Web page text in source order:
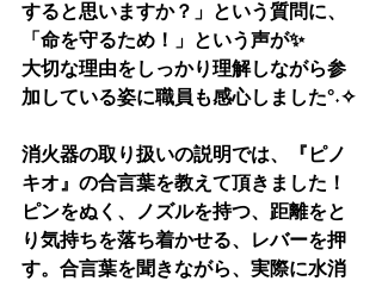
すると思いますか？」という質問に、
「命を守るため！」という声が✨
大切な理由をしっかり理解しながら参
加している姿に職員も感心しました°˖✧
消火器の取り扱いの説明では、『ピノ
キオ』の合言葉を教えて頂きました！
ピンをぬく、ノズルを持つ、距離をと
り気持ちを落ち着かせる、レバーを押
す。合言葉を聞きながら、実際に水消